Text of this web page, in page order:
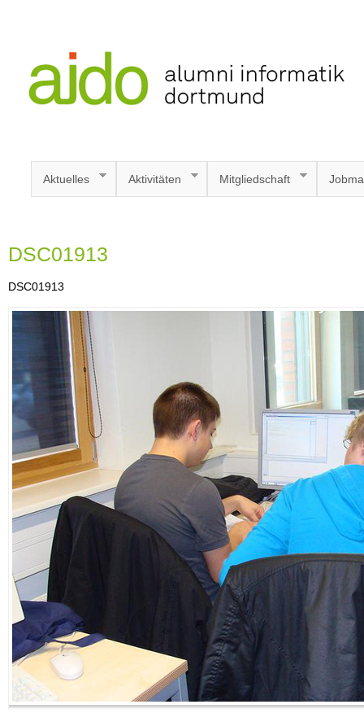
Aktuelles Aktivitäten Mitgliedschaft
DSC01913
DSC01913